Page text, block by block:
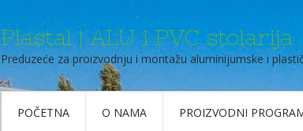
Plastal | ALU i PVC stolarija
Preduzeće za proizvodnju i montažu aluminijumske i
POČETNA O NAMA PROIZVODNI